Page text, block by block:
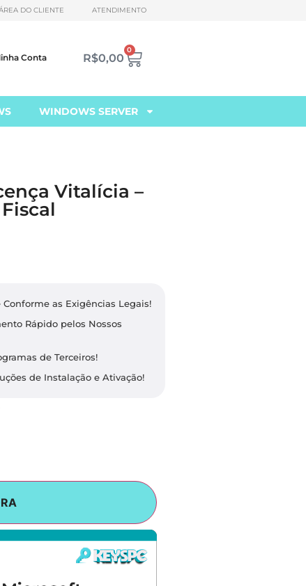
DO CLIENTE ATENDIMENTO
Conta R$0,00
0
WINDOWS SERVER
Vitalícia –
as Exigências Legais​!
Rápido pelos Nossos
de Terceiros!
de Instalação e Ativação!